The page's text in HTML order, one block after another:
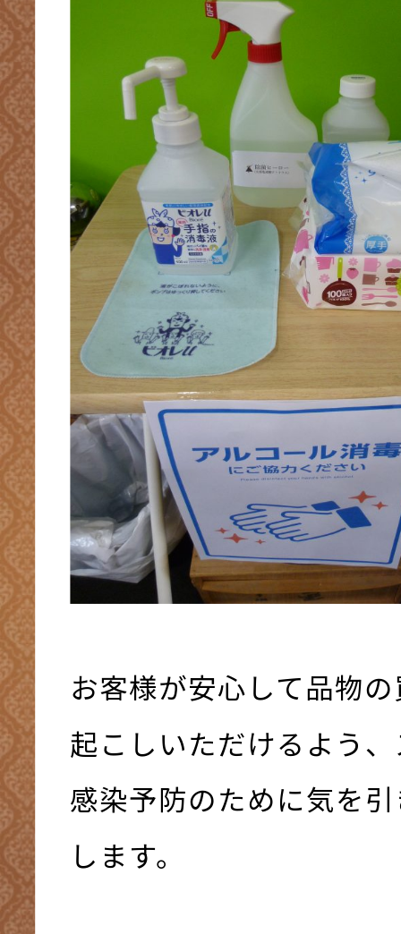
お客様が安心して品物
起こしいただけるよう
感染予防のために気を
します。